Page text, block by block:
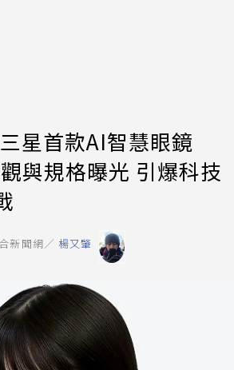
星首款AI智慧眼鏡
與規格曝光 引爆科技
新聞網／ 楊又肇